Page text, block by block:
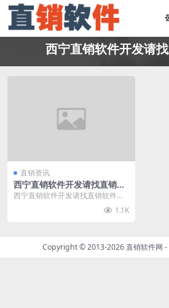
西宁直销软件开发请
直销资讯
西宁直销软件开发请找直销软
件网
西宁直销软件开发请找直销软件
1.1K
Copyright © 2013-2026直销软件网 -